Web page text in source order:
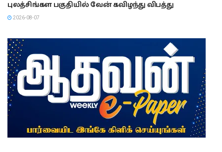
புலத்சிங்கள பகுதியில் வேன் கவிழந்து விபத்து
2026-08-07